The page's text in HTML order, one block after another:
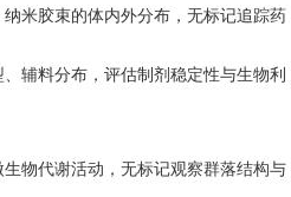
米胶束的体内外分布，无标记追踪药
辅料分布，评估制剂稳定性与生物利
物代谢活动，无标记观察群落结构与